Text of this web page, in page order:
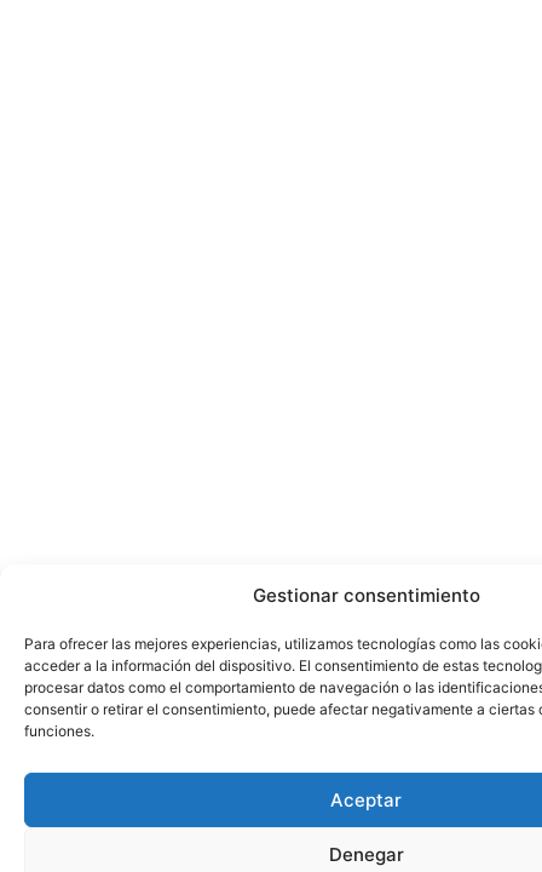
Gestionar consentimiento
Para ofrecer las mejores experiencias, utilizamos tecnologías como las
acceder a la información del dispositivo. El consentimiento de estas
procesar datos como el comportamiento de navegación o las
consentir o retirar el consentimiento, puede afectar negativamente a ciertas
funciones.
Aceptar
Denegar